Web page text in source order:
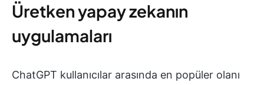
Üretken yapay zekanın
uygulamaları
ChatGPT kullanıcılar arasında en popüler olanı